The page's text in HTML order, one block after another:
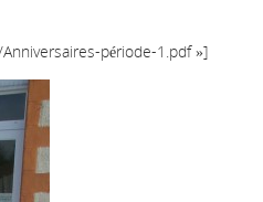
période-1.pdf »]